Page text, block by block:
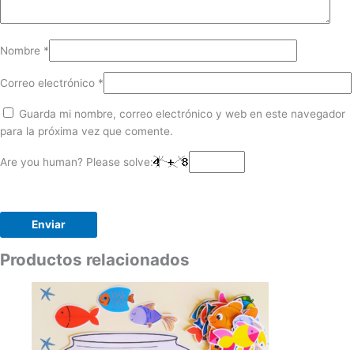
Nombre *
Correo electrónico *
Guarda mi nombre, correo electrónico y web en este navegador
para la próxima vez que comente.
Are you human? Please solve:
Productos relacionados